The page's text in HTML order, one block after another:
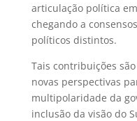
articulação política
chegando a
políticos distintos.
Tais contribuições
novas perspectivas
multipolaridade da
inclusão da visão do